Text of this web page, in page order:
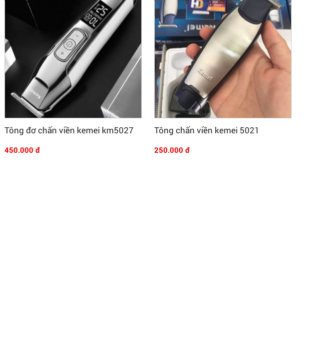
Mua Ngay
Tông đơ chấn viền kemei km5027
450.000 đ
Mua Ngay
Tông chấn viền kemei 5021
250.000 đ